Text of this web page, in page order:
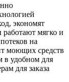
экономят
мягко и
на
моющих средств
в удобном для
для заказа